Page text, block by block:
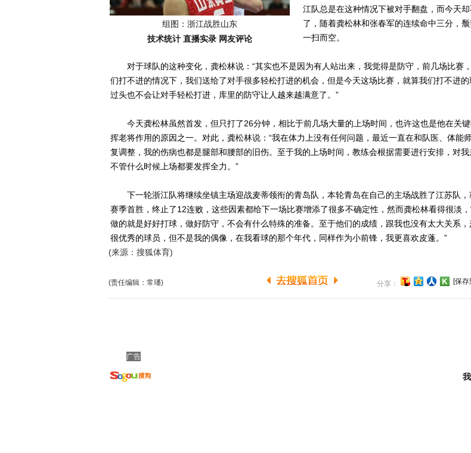
组图：浙江战胜山东
技术统计 直播实录 网友评论
江队总是在这种情况下被对手翻盘，而今天却
了，随着龚松林和张春军的连续命中三分，
一扫而空。
对于球队的这种变化，龚松林说：“其实也不是因为有人站出来，我觉得是防守，前几场比赛
们打不进的情况下，我们送给了对手很多轻松打进的机会，但是今天这场比赛，就算我们打不进的
过头也不会让对手轻松打进，库里的防守让人越来越满意了。”
今天龚松林虽然首发，但只打了26分钟，相比于前几场大量的上场时间，也许这也是他在关
挥老将作用的原因之一。对此，龚松林说：“我在体力上没有任何问题，最近一直在和队医、体能
复调整，我的伤病也都是腿部和腰部的旧伤。至于我的上场时间，教练会根据需要进行安排，对我
不管什么时候上场都要发挥全力。”
下一轮浙江队将继续坐镇主场迎战麦蒂领衔的青岛队，本轮青岛在自己的主场战胜了江苏队，
赛季首胜，终止了12连败，这些因素都给下一场比赛增添了很多不确定性，然而龚松林看得很淡，
做的就是好好打球，做好防守，不会有什么特殊的准备。至于他们的成绩，跟我也没有太大关系，
很优秀的球员，但不是我的偶像，在我看球的那个年代，同样作为小前锋，我更喜欢皮蓬。”
(来源：搜狐体育)
(责任编辑：常璠) 分享： [保
广告